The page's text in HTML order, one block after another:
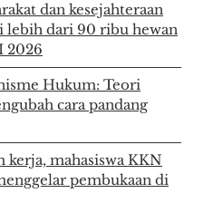
dan kesejahteraan
lebih dari 90 ribu hewan
2026
Hukum: Teori
cara pandang
mahasiswa KKN
pembukaan di